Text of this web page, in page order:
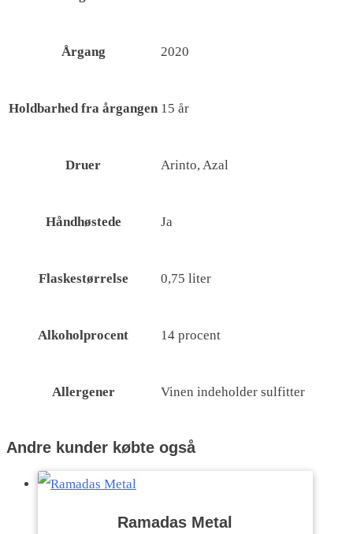
Årgang 2020
Holdbarhed fra årgangen 15 år
Druer Arinto, Azal
Håndhøstede Ja
Flaskestørrelse 0,75 liter
Alkoholprocent 14 procent
Allergener Vinen indeholder sulfitter
Andre kunder købte også
Ramadas Metal